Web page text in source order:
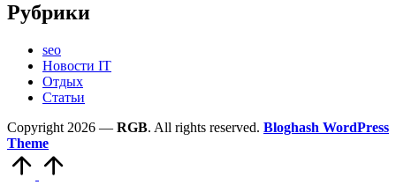
Рубрики
seo
Новости IT
Отдых
Статьи
Copyright 2026 — RGB. All rights reserved. Bloghash WordPress
Theme